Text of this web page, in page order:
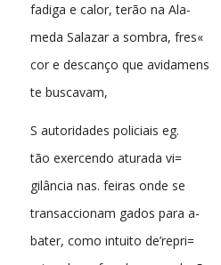
fadiga e calor, terão na Ala-
meda Salazar a sombra, fres«
cor e descanço que avidamens
te buscavam,
S autoridades policiais eg.
tão exercendo aturada vi=
gilância nas. feiras onde se
transaccionam gados para a-
bater, como intuito de’repri=